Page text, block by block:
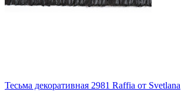
Тесьма декоративная 2981 Raffia от Svetlana